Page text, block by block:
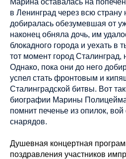
Марина оставалась на
в Ленинград через всю страну
добиралась обезумевшая от
наконец обняла дочь, им
блокадного города и уехать в
тот момент город Сталинград,
Однако, пока они до него
успел стать фронтовым и
Сталинградской битвы. Вот
биографии Марины
помнит печенье из опилок,
снарядов.
Душевная концертная
поздравления участников